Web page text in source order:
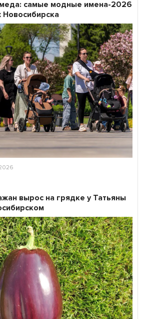
самые модные имена-2026
Новосибирска
вырос на грядке у Татьяны